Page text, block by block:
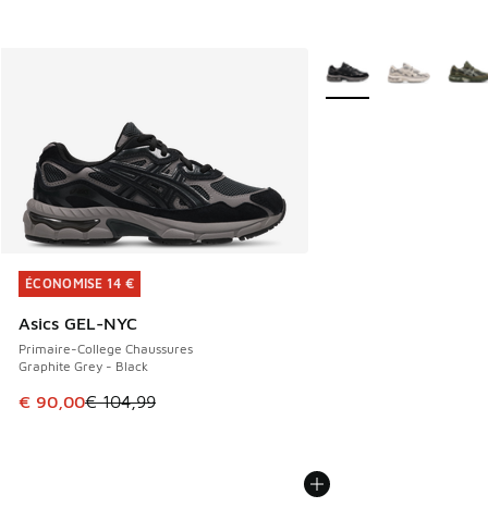
ÉCONOMISE 14 €
Asics GEL-NYC
Primaire-College Chaussures
Graphite Grey - Black
Cet article est en promotion. Prix en baisse de € 104,99 à
€ 90,00€ 104,99
ÉCONOMISE 14 €
Plus de couleurs